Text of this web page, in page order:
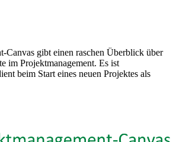
Canvas gibt einen raschen Überblick über
im Projektmanagement. Es ist
beim Start eines neuen Projektes als